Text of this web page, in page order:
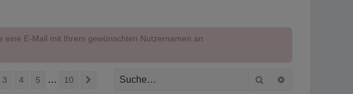
E-Mail mit Ihrem gewünschten Nutzernamen an
10
3 4 5 … 10 Nächste Suche